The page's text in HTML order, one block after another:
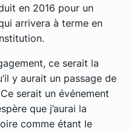
en 2016 pour un
arrivera à terme en
ce serait la
y aurait un passage de
serait un événement
que j’aurai la
comme étant le